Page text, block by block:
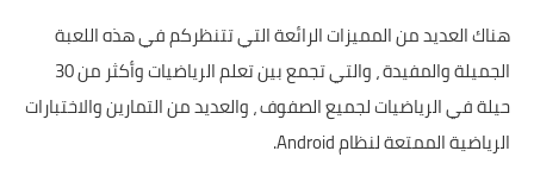
هناك العديد من المميزات الرائعة التي تتنظركم في هذه اللعبة
الجميلة والمفيدة ، والتي تجمع بين تعلم الرياضيات وأكثر من 30
حيلة في الرياضيات لجميع الصفوف ، والعديد من التمارين والاختبارات
الرياضية الممتعة لنظام Android.